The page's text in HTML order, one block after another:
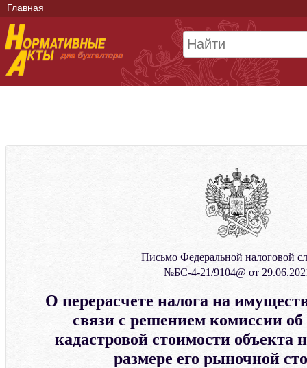
Главная
Письмо Федеральной налоговой
№БС-4-21/9104@ от
О перерасчете налога на
связи с решением комиссии об
кадастровой стоимости объекта
размере его рыночной